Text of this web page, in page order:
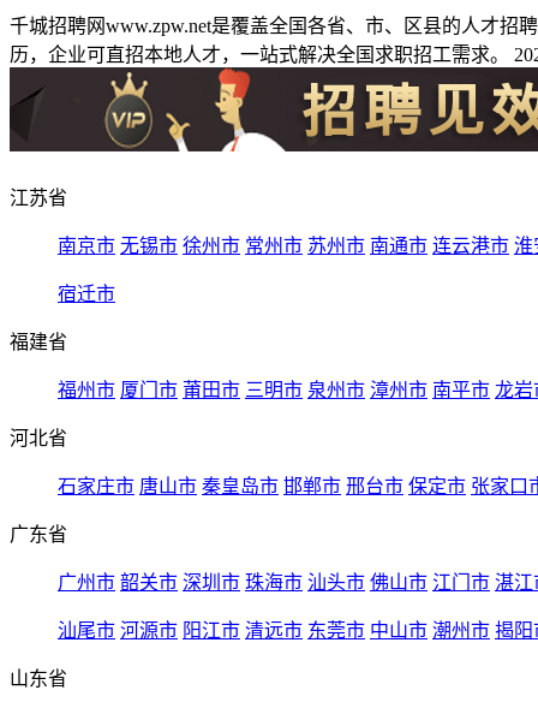
千城招聘网www.zpw.net是覆盖全国各省、市、区县的人才
历，企业可直招本地人才，一站式解决全国求职招工需求。
江苏省
南京市 无锡市 徐州市 常州市 苏州市 南通市 连云港市 淮
宿迁市
福建省
福州市 厦门市 莆田市 三明市 泉州市 漳州市 南平市 龙岩
河北省
石家庄市 唐山市 秦皇岛市 邯郸市 邢台市 保定市 张家口
广东省
广州市 韶关市 深圳市 珠海市 汕头市 佛山市 江门市 湛江
汕尾市 河源市 阳江市 清远市 东莞市 中山市 潮州市 揭阳
山东省